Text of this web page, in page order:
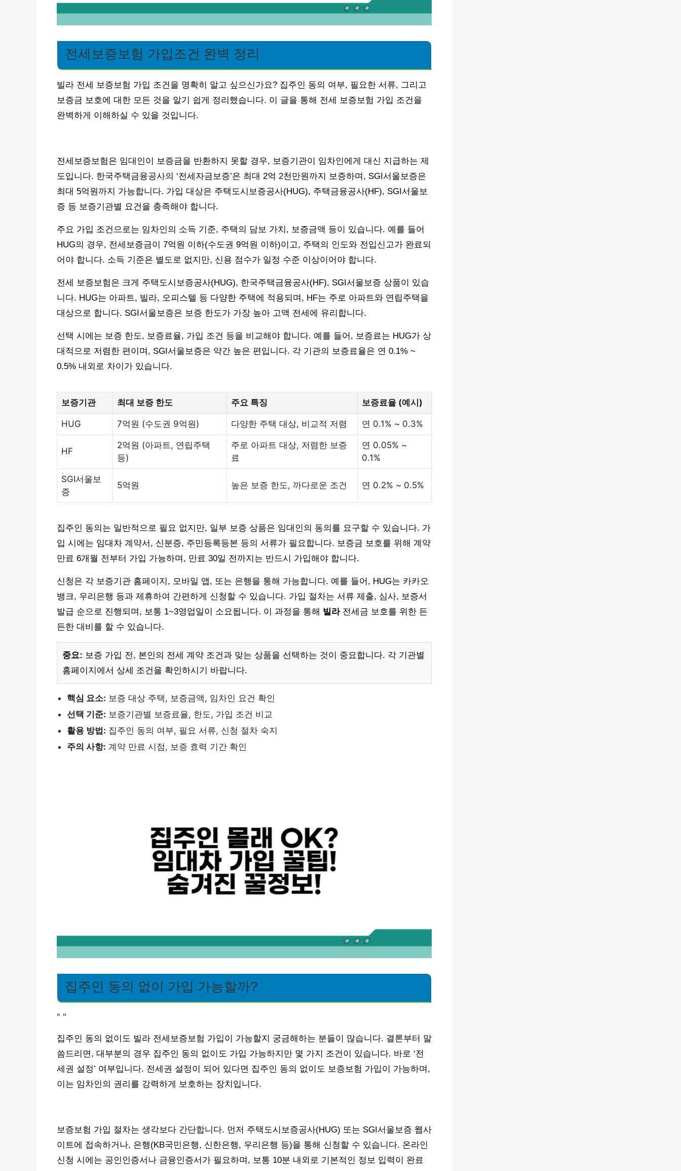
전세보증보험 가입조건 완벽 정리
빌라 전세 보증보험 가입 조건을 명확히 알고 싶으신가요? 집주인 동의 여부, 필요한 서류, 그리고
보증금 보호에 대한 모든 것을 알기 쉽게 정리했습니다. 이 글을 통해 전세 보증보험 가입 조건을
완벽하게 이해하실 수 있을 것입니다.
전세보증보험은 임대인이 보증금을 반환하지 못할 경우, 보증기관이 임차인에게 대신 지급하는 제
도입니다. 한국주택금융공사의 ‘전세자금보증’은 최대 2억 2천만원까지 보증하며, SGI서울보증은
최대 5억원까지 가능합니다. 가입 대상은 주택도시보증공사(HUG), 주택금융공사(HF), SGI서울보
증 등 보증기관별 요건을 충족해야 합니다.
주요 가입 조건으로는 임차인의 소득 기준, 주택의 담보 가치, 보증금액 등이 있습니다. 예를 들어
HUG의 경우, 전세보증금이 7억원 이하(수도권 9억원 이하)이고, 주택의 인도와 전입신고가 완료되
어야 합니다. 소득 기준은 별도로 없지만, 신용 점수가 일정 수준 이상이어야 합니다.
전세 보증보험은 크게 주택도시보증공사(HUG), 한국주택금융공사(HF), SGI서울보증 상품이 있습
니다. HUG는 아파트, 빌라, 오피스텔 등 다양한 주택에 적용되며, HF는 주로 아파트와 연립주택을
대상으로 합니다. SGI서울보증은 보증 한도가 가장 높아 고액 전세에 유리합니다.
선택 시에는 보증 한도, 보증료율, 가입 조건 등을 비교해야 합니다. 예를 들어, 보증료는 HUG가 상
대적으로 저렴한 편이며, SGI서울보증은 약간 높은 편입니다. 각 기관의 보증료율은 연 0.1% ~
0.5% 내외로 차이가 있습니다.
보증기관 최대 보증 한도 주요 특징 보증료율 (예시)
HUG 7억원 (수도권 9억원) 다양한 주택 대상, 비교적 저렴 연 0.1% ~ 0.3%
HF
2억원 (아파트, 연립주택
등)
주로 아파트 대상, 저렴한 보증
료
연 0.05% ~
0.1%
SGI서울보
증
5억원 높은 보증 한도, 까다로운 조건 연 0.2% ~ 0.5%
집주인 동의는 일반적으로 필요 없지만, 일부 보증 상품은 임대인의 동의를 요구할 수 있습니다. 가
입 시에는 임대차 계약서, 신분증, 주민등록등본 등의 서류가 필요합니다. 보증금 보호를 위해 계약
만료 6개월 전부터 가입 가능하며, 만료 30일 전까지는 반드시 가입해야 합니다.
신청은 각 보증기관 홈페이지, 모바일 앱, 또는 은행을 통해 가능합니다. 예를 들어, HUG는 카카오
뱅크, 우리은행 등과 제휴하여 간편하게 신청할 수 있습니다. 가입 절차는 서류 제출, 심사, 보증서
발급 순으로 진행되며, 보통 1~3영업일이 소요됩니다. 이 과정을 통해 빌라 전세금 보호를 위한 든
든한 대비를 할 수 있습니다.
중요: 보증 가입 전, 본인의 전세 계약 조건과 맞는 상품을 선택하는 것이 중요합니다. 각 기관별
홈페이지에서 상세 조건을 확인하시기 바랍니다.
핵심 요소: 보증 대상 주택, 보증금액, 임차인 요건 확인
선택 기준: 보증기관별 보증료율, 한도, 가입 조건 비교
활용 방법: 집주인 동의 여부, 필요 서류, 신청 절차 숙지
주의 사항: 계약 만료 시점, 보증 효력 기간 확인
집주인 동의 없이 가입 가능할까?
" "
집주인 동의 없이도 빌라 전세보증보험 가입이 가능할지 궁금해하는 분들이 많습니다. 결론부터 말
씀드리면, 대부분의 경우 집주인 동의 없이도 가입 가능하지만 몇 가지 조건이 있습니다. 바로 ‘전
세권 설정’ 여부입니다. 전세권 설정이 되어 있다면 집주인 동의 없이도 보증보험 가입이 가능하며,
이는 임차인의 권리를 강력하게 보호하는 장치입니다.
보증보험 가입 절차는 생각보다 간단합니다. 먼저 주택도시보증공사(HUG) 또는 SGI서울보증 웹사
이트에 접속하거나, 은행(KB국민은행, 신한은행, 우리은행 등)을 통해 신청할 수 있습니다. 온라인
신청 시에는 공인인증서나 금융인증서가 필요하며, 보통 10분 내외로 기본적인 정보 입력이 완료